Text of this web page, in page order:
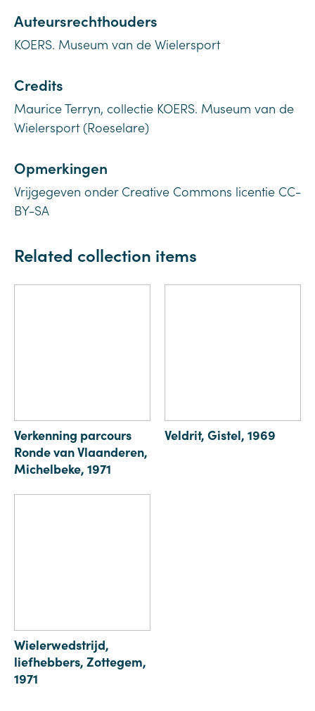
Auteursrechthouders
KOERS. Museum van de Wielersport
Credits
Maurice Terryn, collectie KOERS. Museum van de
Wielersport (Roeselare)
Opmerkingen
Vrijgegeven onder Creative Commons licentie CC-
BY-SA
Related collection items
Verkenning parcours
Ronde van Vlaanderen,
Michelbeke, 1971
Veldrit, Gistel, 1969
Wielerwedstrijd,
liefhebbers, Zottegem,
1971